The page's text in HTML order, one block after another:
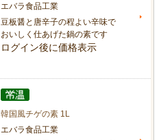
エバラ食品工業
豆板醤と唐辛子の程よい辛味で
おいしく仕あげた鍋の素です
ログイン後に価格表示
韓国風チゲの素 1L
エバラ食品工業